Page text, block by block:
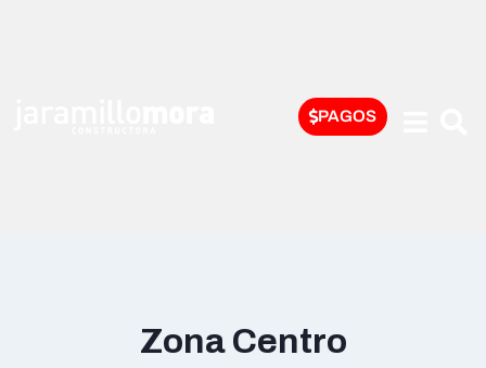
PAGOS
Zona Centro